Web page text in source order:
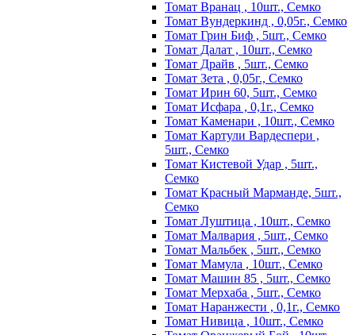
Томат Вранац , 10шт., Семко
Томат Вундеркинд , 0,05г., Семко
Томат Грин Биф , 5шт., Семко
Томат Далат , 10шт., Семко
Томат Драйв , 5шт., Семко
Томат Зета , 0,05г., Семко
Томат Ирин 60, 5шт., Семко
Томат Исфара , 0,1г., Семко
Томат Каменари , 10шт., Семко
Томат Картули Вардеспери ,
5шт., Семко
Томат Кистевой Удар , 5шт.,
Семко
Томат Красный Марманде, 5шт.,
Семко
Томат Луштица , 10шт., Семко
Томат Малвария , 5шт., Семко
Томат Мальбек , 5шт., Семко
Томат Мамула , 10шт., Семко
Томат Машин 85 , 5шт., Семко
Томат Мерхаба , 5шт., Семко
Томат Наранжести , 0,1г., Семко
Томат Нивица , 10шт., Семко